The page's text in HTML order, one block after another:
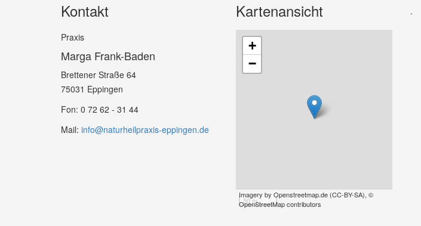
Kontakt
Praxis
Marga Frank-Baden
Brettener Straße 64
75031 Eppingen
Fon: 0 72 62 - 31 44
Mail: info@naturheilpraxis-eppingen.de
Kartenansicht
+
−
50 m
Imagery by Openstreetmap.de(CC-BY-SA), ©
OpenStreetMap contributors
.